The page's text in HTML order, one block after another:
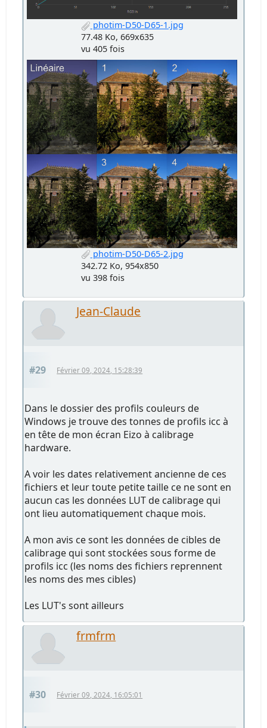
photim-D50-D65-1.jpg
77.48 Ko, 669x635
vu 405 fois
photim-D50-D65-2.jpg
342.72 Ko, 954x850
vu 398 fois
Jean-Claude
#29 Février 09, 2024, 15:28:39
Dans le dossier des profils couleurs de
Windows je trouve des tonnes de profils icc à
en tête de mon écran Eizo à calibrage
hardware.
A voir les dates relativement ancienne de ces
fichiers et leur toute petite taille ce ne sont en
aucun cas les données LUT de calibrage qui
ont lieu automatiquement chaque mois.
A mon avis ce sont les données de cibles de
calibrage qui sont stockées sous forme de
profils icc (les noms des fichiers reprennent
les noms des mes cibles)
Les LUT's sont ailleurs
frmfrm
#30 Février 09, 2024, 16:05:01